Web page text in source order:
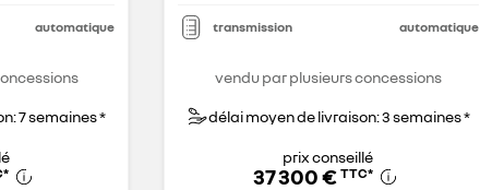
automatique
7 semaines *
*
transmission automatique
vendu par plusieurs concessions
délai moyen de livraison: 3 semaines *
prix conseillé
37 300 € TTC*